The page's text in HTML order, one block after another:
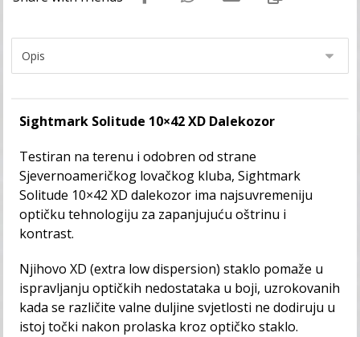
Sightmark Solitude 10×42 XD Dalekozor
Testiran na terenu i odobren od strane
Sjevernoameričkog lovačkog kluba, Sightmark
Solitude 10×42 XD dalekozor ima najsuvremeniju
optičku tehnologiju za zapanjujuću oštrinu i
kontrast.
Njihovo XD (extra low dispersion) staklo pomaže u
ispravljanju optičkih nedostataka u boji, uzrokovanih
kada se različite valne duljine svjetlosti ne dodiruju u
istoj točki nakon prolaska kroz optičko staklo.